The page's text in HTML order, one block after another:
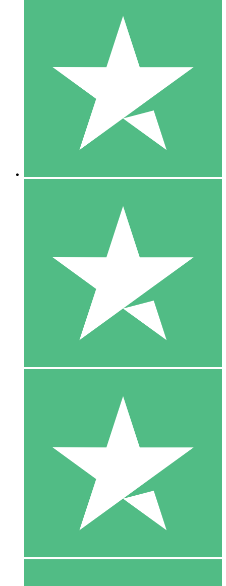
Individuelle Credit-Pakete
Zahlen Sie nach Bedarf mit Download-Credits. Keine
monatliche Verpflichtung erforderlich.
10 00
10 Downloads
20 00